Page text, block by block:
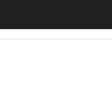
prende tempo: